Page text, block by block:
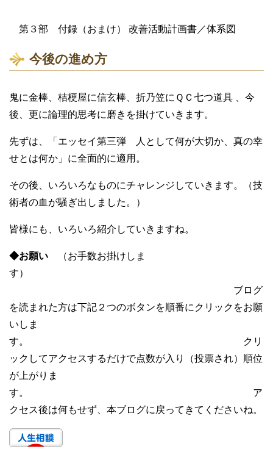
第３部 付録（おまけ） 改善活動計画書／体系図
今後の進め方
鬼に金棒、桔梗屋に信玄棒、折乃笠にＱＣ七つ道具 、今
後、更に論理的思考に磨きを掛けていきます。
先ずは、「エッセイ第三弾 人として何が大切か、真の幸
せとは何か」に全面的に適用。
その後、いろいろなものにチャレンジしていきます。（技
術者の血が騒ぎ出しました。）
皆様にも、いろいろ紹介していきますね。
◆お願い （お手数お掛けしま
す）
ブログ
を読まれた方は下記２つのボタンを順番にクリックをお願
いしま
す。 クリ
ックしてアクセスするだけで点数が入り（投票され）順位
が上がりま
す。 ア
クセス後は何もせず、本ブログに戻ってきてくださいね。